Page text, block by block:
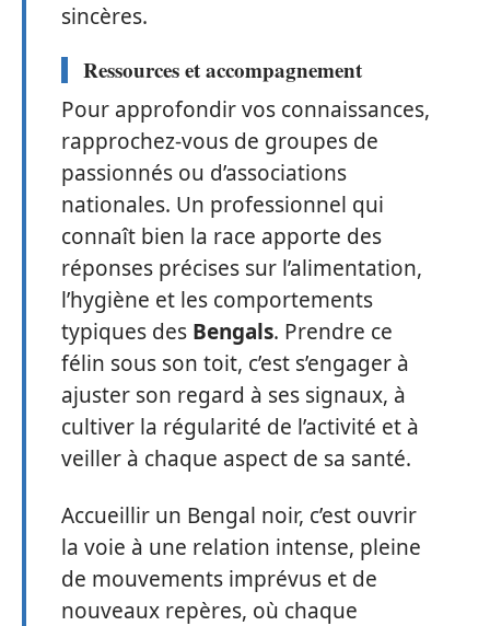
sincères.
Ressources et accompagnement
Pour approfondir vos connaissances,
rapprochez-vous de groupes de
passionnés ou d’associations
nationales. Un professionnel qui
connaît bien la race apporte des
réponses précises sur l’alimentation,
l’hygiène et les comportements
typiques des Bengals. Prendre ce
félin sous son toit, c’est s’engager à
ajuster son regard à ses signaux, à
cultiver la régularité de l’activité et à
veiller à chaque aspect de sa santé.
Accueillir un Bengal noir, c’est ouvrir
la voie à une relation intense, pleine
de mouvements imprévus et de
nouveaux repères, où chaque